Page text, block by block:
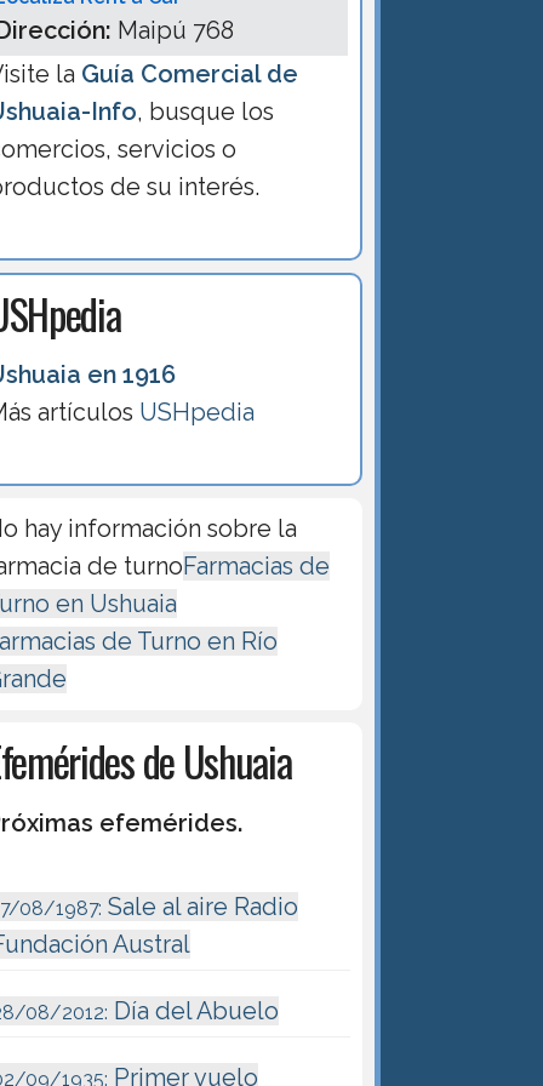
Maipú 768
la Guía Comercial de
Info, busque los
servicios o
de su interés.
en 1916
artículos USHpedia
hay información sobre la
de turnoFarmacias de
en Ushuaia
de Turno en Río
de Ushuaia
efemérides.
08/1987: Sale al aire Radio
Austral
08/2012: Día del Abuelo
09/1935: Primer vuelo